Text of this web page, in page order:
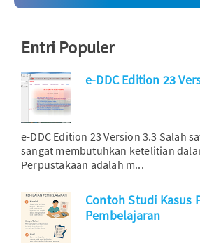
Entri Populer
e-DDC Edition 23
e-DDC Edition 23 Version 3.3 Salah
sangat membutuhkan ketelitian
Perpustakaan adalah m...
Contoh Studi Kasus
Pembelajaran